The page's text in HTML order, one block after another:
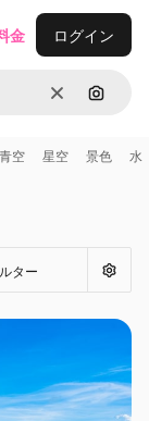
消去 画像で
金 ログイン
青空 星空 景色 水
ター